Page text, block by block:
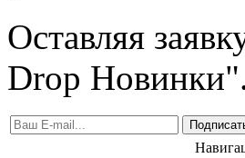
Оставляя
Drop